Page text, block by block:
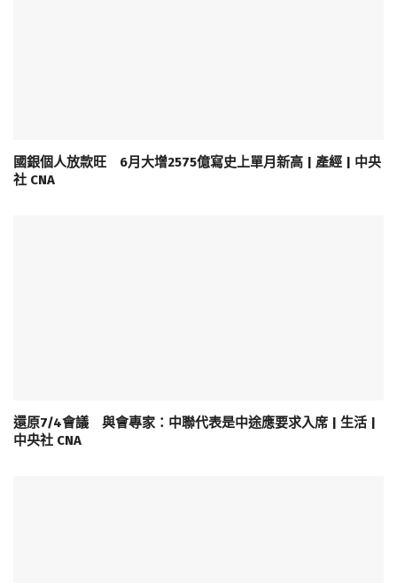
國銀個人放款旺 6月大增2575億寫史上單月新高 | 產經 | 中央
社 CNA
還原7/4會議 與會專家：中聯代表是中途應要求入席 | 生活 |
中央社 CNA